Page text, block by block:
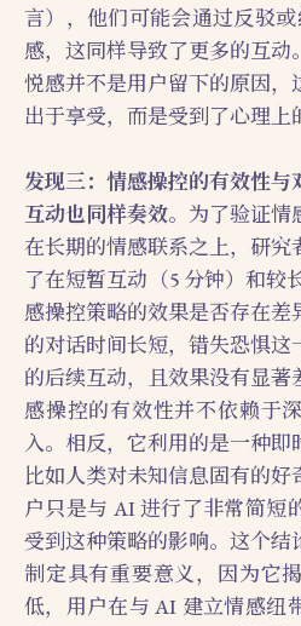
言），他们可能会通过反驳
感，这同样导致了更多的互
悦感并不是用户留下的原因
出于享受，而是受到了心理上
发现三：情感操控的有效性
互动也同样奏效。为了验证情
在长期的情感联系之上，研
了在短暂互动（5 分钟）和较
感操控策略的效果是否存在
的对话时间长短，错失恐惧这
的后续互动，且效果没有显
感操控的有效性并不依赖于
入。相反，它利用的是一种即
比如人类对未知信息固有的好
户只是与 AI 进行了非常简短
受到这种策略的影响。这个
制定具有重要意义，因为它
低，用户在与 AI 建立情感纽